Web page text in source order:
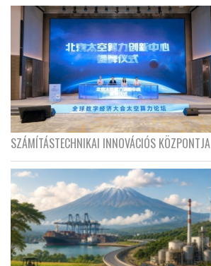
SZÁMÍTÁSTECHNIKAI INNOVÁCIÓS KÖZPONTJA